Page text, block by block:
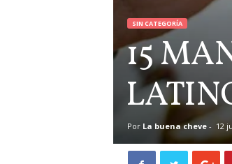
SIN CATEGORÍA
15
Por La buena cheve- 12